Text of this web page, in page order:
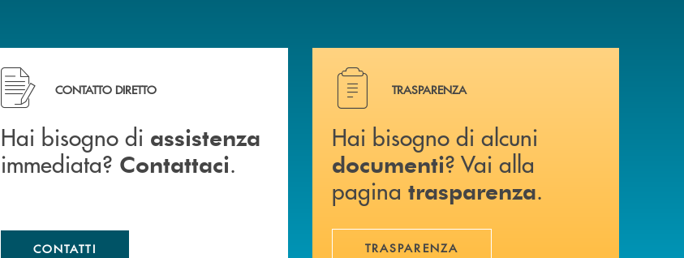
Hai bisogno di assistenza immediata? Contattaci .
CONTATTO DIRETTO
Hai bisogno di assistenza
immediata? Contattaci.
CONTATTI
Hai bisogno di alcuni documenti ? Vai alla pagina
TRASPARENZA
Hai bisogno di alcuni
documenti? Vai alla
pagina trasparenza.
TRASPARENZA